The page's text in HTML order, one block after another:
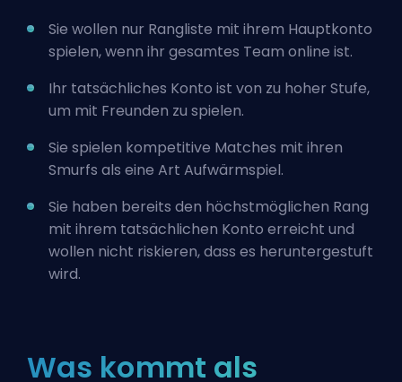
Sie wollen nur Rangliste mit ihrem Hauptkonto
spielen, wenn ihr gesamtes Team online ist.
Ihr tatsächliches Konto ist von zu hoher Stufe,
um mit Freunden zu spielen.
Sie spielen kompetitive Matches mit ihren
Smurfs als eine Art Aufwärmspiel.
Sie haben bereits den höchstmöglichen Rang
mit ihrem tatsächlichen Konto erreicht und
wollen nicht riskieren, dass es heruntergestuft
wird.
Was kommt als